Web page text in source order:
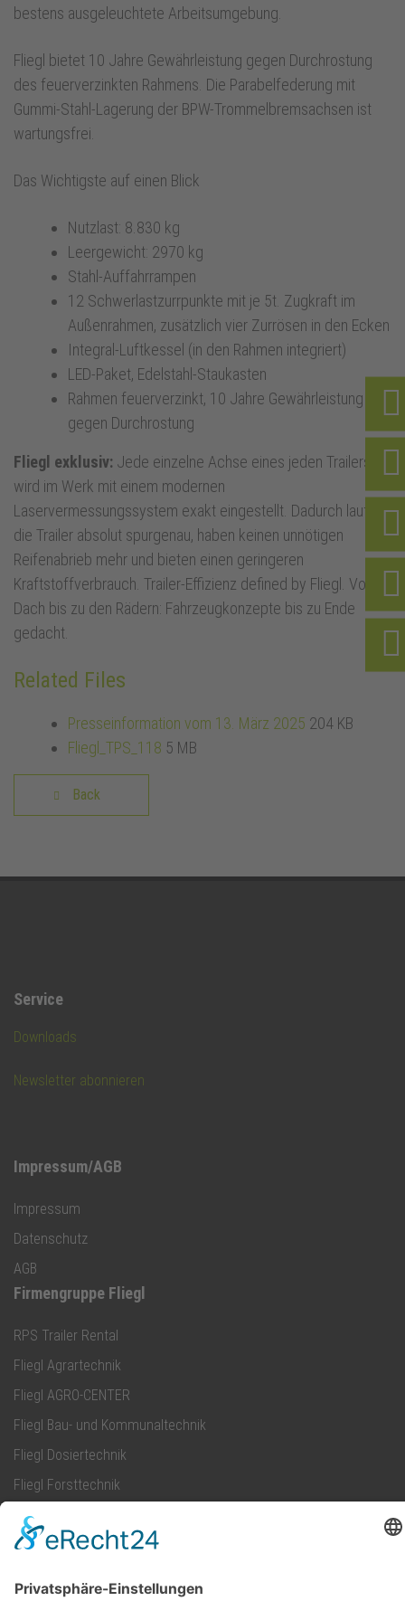
bestens ausgeleuchtete Arbeitsumgebung.
Fliegl bietet 10 Jahre Gewährleistung gegen Durchrostung
des feuerverzinkten Rahmens. Die Parabelfederung mit
Gummi-Stahl-Lagerung der BPW-Trommelbremsachsen ist
wartungsfrei.
Das Wichtigste auf einen Blick
Nutzlast: 8.830 kg
Leergewicht: 2970 kg
Stahl-Auffahrrampen
12 Schwerlastzurrpunkte mit je 5t. Zugkraft im
Außenrahmen, zusätzlich vier Zurrösen in den Ecken
Integral-Luftkessel (in den Rahmen integriert)
LED-Paket, Edelstahl-Staukasten
Rahmen feuerverzinkt, 10 Jahre Gewährleistung
gegen Durchrostung
Fliegl exklusiv: Jede einzelne Achse eines jeden Trailers
wird im Werk mit einem modernen
Laservermessungssystem exakt eingestellt. Dadurch laufen
die Trailer absolut spurgenau, haben keinen unnötigen
Reifenabrieb mehr und bieten einen geringeren
Kraftstoffverbrauch. Trailer-Effizienz defined by Fliegl. Vom
Dach bis zu den Rädern: Fahrzeugkonzepte bis zu Ende
gedacht.
Related Files
Presseinformation vom 13. März 2025 204 KB
Fliegl_TPS_118 5 MB
Back
Service
Downloads
Newsletter abonnieren
Impressum/AGB
Impressum
Datenschutz
AGB
Firmengruppe Fliegl
RPS Trailer Rental
Fliegl Agrartechnik
Fliegl AGRO-CENTER
Fliegl Bau- und Kommunaltechnik
Fliegl Dosiertechnik
Fliegl Forsttechnik
Fliegl Fahrzeugbau GmbH
D - 07819 Triptis